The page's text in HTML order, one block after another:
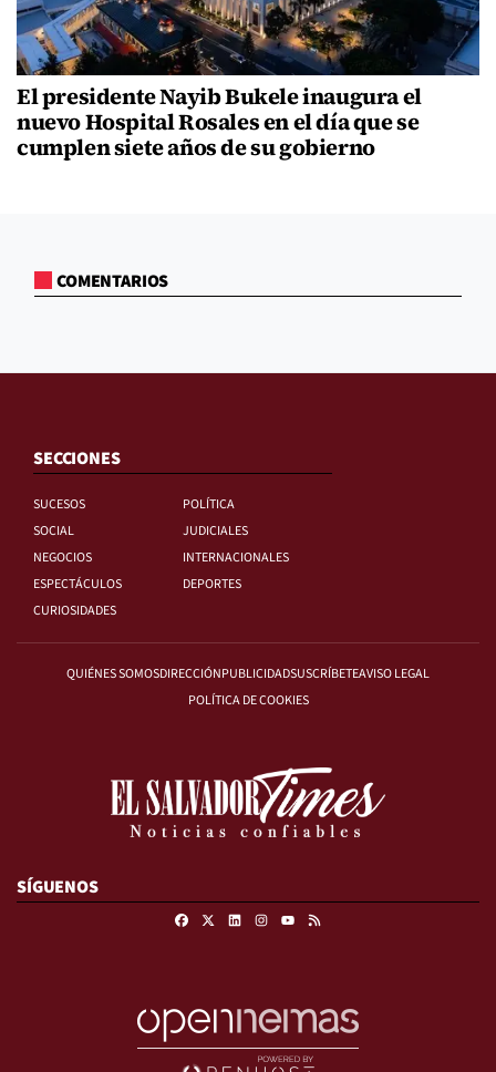
El presidente Nayib Bukele inaugura el
nuevo Hospital Rosales en el día que se
cumplen siete años de su gobierno
COMENTARIOS
SECCIONES
SUCESOS
POLÍTICA
SOCIAL
JUDICIALES
NEGOCIOS
INTERNACIONALES
ESPECTÁCULOS
DEPORTES
CURIOSIDADES
QUIÉNES SOMOSDIRECCIÓNPUBLICIDADSUSCRÍBETEAVISO LEGAL
POLÍTICA DE COOKIES
SÍGUENOS
FacebookLinkedinInstagram